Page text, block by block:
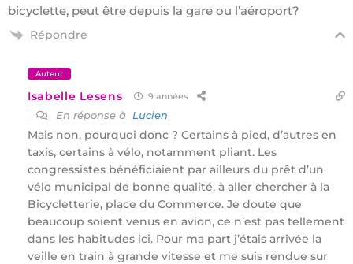
bicyclette, peut être depuis la gare ou l’aéroport?
Répondre
Auteur
Isabelle Lesens 9 années
En réponse à Lucien
Mais non, pourquoi donc ? Certains à pied, d’autres en
taxis, certains à vélo, notamment pliant. Les
congressistes bénéficiaient par ailleurs du prêt d’un
vélo municipal de bonne qualité, à aller chercher à la
Bicycletterie, place du Commerce. Je doute que
beaucoup soient venus en avion, ce n’est pas tellement
dans les habitudes ici. Pour ma part j’étais arrivée la
veille en train à grande vitesse et me suis rendue sur